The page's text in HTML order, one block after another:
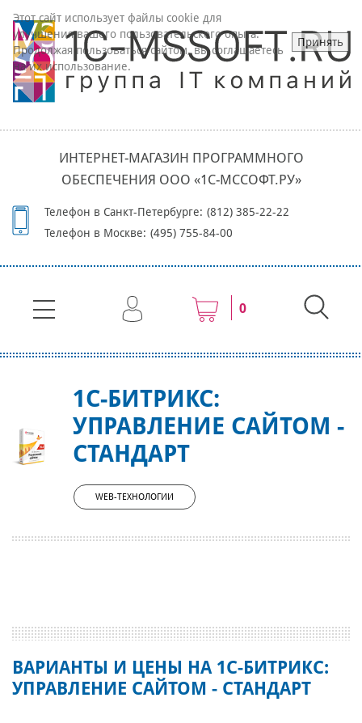
ИНТЕРНЕТ-МАГАЗИН ПРОГРАММНОГО
ОБЕСПЕЧЕНИЯ ООО «1С-МССОФТ.РУ»
Телефон в Санкт-Петербурге: (812) 385-22-22
Телефон в Москве: (495) 755-84-00
0
1С-БИТРИКС:
УПРАВЛЕНИЕ САЙТОМ -
СТАНДАРТ
WEB-ТЕХНОЛОГИИ
ВАРИАНТЫ И ЦЕНЫ НА 1С-БИТРИКС:
УПРАВЛЕНИЕ САЙТОМ - СТАНДАРТ
Этот сайт использует файлы cookie для
улучшения вашего пользовательского опыта.
Продолжая пользоваться сайтом, вы соглашаетесь
на их использование.
Принять